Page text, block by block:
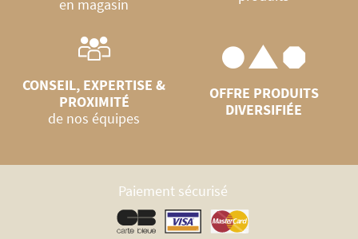
en magasin
CONSEIL, EXPERTISE &
PROXIMITÉ
de nos équipes
OFFRE PRODUITS
DIVERSIFIÉE
Paiement sécurisé